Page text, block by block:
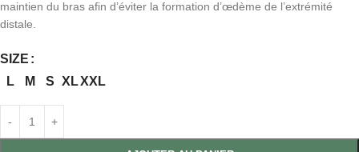
maintien du bras afin d’éviter la formation d’œdème de l’extrémité
distale.
SIZE
L
M S XLXXL